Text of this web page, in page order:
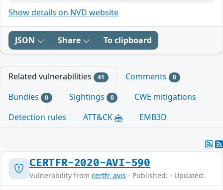
Show details on NVD website
JSON Share To clipboard
Related vulnerabilities 41 Comments 0
Bundles 0 Sightings 0
CWE mitigations
Detection rules
ATT&CK EMB3D
CERTFR-2020-AVI-590
Vulnerability from certfr_avis - Published: - Updated: